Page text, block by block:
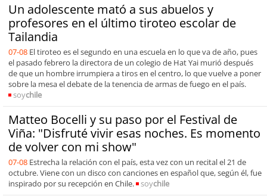
Un adolescente mató a sus abuelos y
profesores en el último tiroteo escolar de
Tailandia
07-08 El tiroteo es el segundo en una escuela en lo que va de año, pues
el pasado febrero la directora de un colegio de Hat Yai murió después
de que un hombre irrumpiera a tiros en el centro, lo que vuelve a poner
sobre la mesa el debate de la tenencia de armas de fuego en el país.
soychile
Matteo Bocelli y su paso por el Festival de
Viña: "Disfruté vivir esas noches. Es momento
de volver con mi show"
07-08 Estrecha la relación con el país, esta vez con un recital el 21 de
octubre. Viene con un disco con canciones en español que, según él, fue
inspirado por su recepción en Chile.
soychile